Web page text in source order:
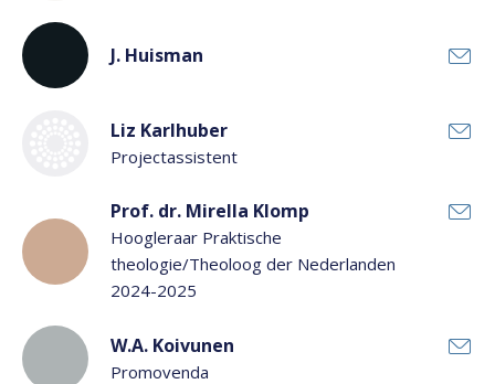
J. Huisman
Liz Karlhuber
Projectassistent
Prof. dr. Mirella Klomp
Hoogleraar Praktische
theologie/Theoloog der Nederlanden
2024-2025
W.A. Koivunen
Promovenda